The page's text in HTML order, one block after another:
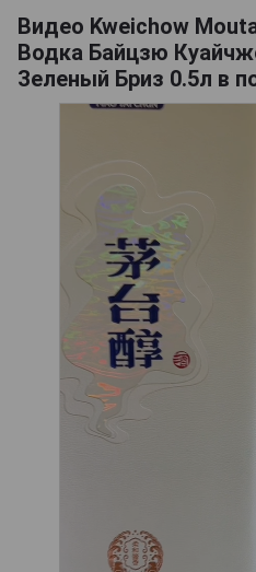
Видео Kweichow
Водка Байцзю
Зеленый Бриз 0.5л в